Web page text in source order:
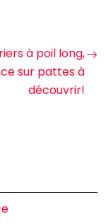
à poil long,
sur pattes à
découvrir!